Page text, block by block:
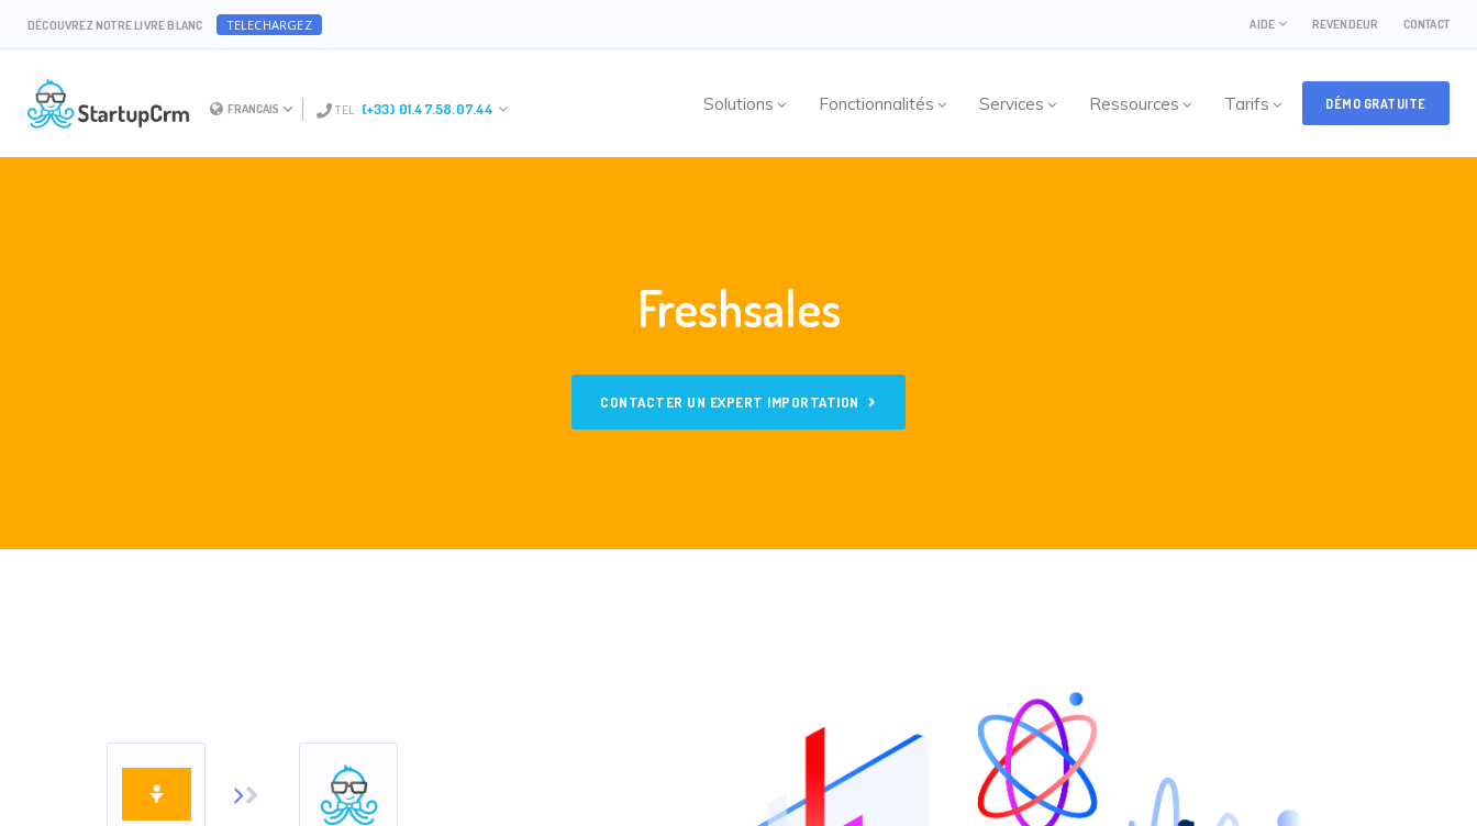
DÉCOUVREZ NOTRE LIVRE BLANC TELECHARGEZ AIDE REVENDEUR CONTACT
FRANCAIS TEL : (+33) 01.47.58.07.44 Solutions Fonctionnalités Services Ressources Tarifs DÉMO GRATUITE
Freshsales
CONTACTER UN EXPERT IMPORTATION